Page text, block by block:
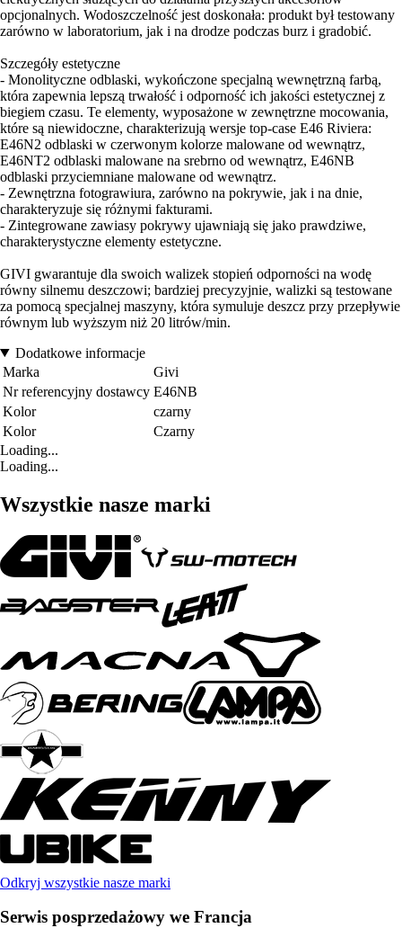
opcjonalnych. Wodoszczelność jest doskonała: produkt był testowany
zarówno w laboratorium, jak i na drodze podczas burz i gradobić.
Szczegóły estetyczne
- Monolityczne odblaski, wykończone specjalną wewnętrzną farbą,
która zapewnia lepszą trwałość i odporność ich jakości estetycznej z
biegiem czasu. Te elementy, wyposażone w zewnętrzne mocowania,
które są niewidoczne, charakterizują wersje top-case E46 Riviera:
E46N2 odblaski w czerwonym kolorze malowane od wewnątrz,
E46NT2 odblaski malowane na srebrno od wewnątrz, E46NB
odblaski przyciemniane malowane od wewnątrz.
- Zewnętrzna fotograwiura, zarówno na pokrywie, jak i na dnie,
charakteryzuje się różnymi fakturami.
- Zintegrowane zawiasy pokrywy ujawniają się jako prawdziwe,
charakterystyczne elementy estetyczne.
GIVI gwarantuje dla swoich walizek stopień odporności na wodę
równy silnemu deszczowi; bardziej precyzyjnie, walizki są testowane
za pomocą specjalnej maszyny, która symuluje deszcz przy przepływie
równym lub wyższym niż 20 litrów/min.
Dodatkowe informacje
Marka
Givi
Nr referencyjny dostawcy E46NB
Kolor
czarny
Kolor
Czarny
Loading...
Loading...
Wszystkie nasze marki
Odkryj wszystkie nasze marki
Serwis posprzedażowy we Francja